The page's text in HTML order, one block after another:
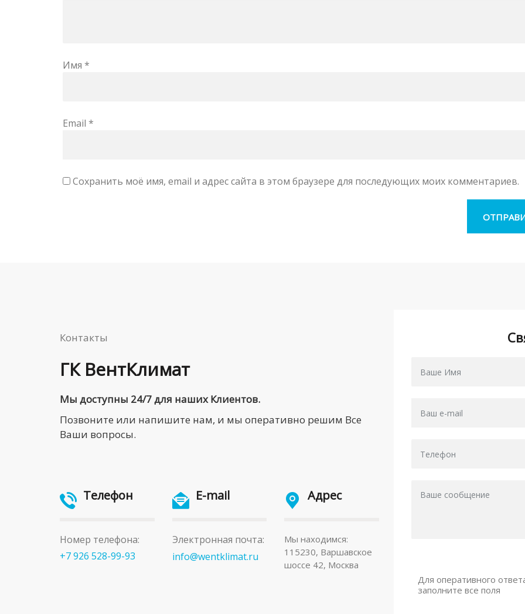
Имя *
Email *
Сохранить моё имя, email и адрес сайта в этом браузере для последующих моих комментариев.
Контакты
ГК ВентКлимат
Мы доступны 24/7 для наших Клиентов.
Позвоните или напишите нам, и мы оперативно решим Все
Ваши вопросы.
Телефон
Номер телефона:
+7 926 528-99-93
E-mail
Электронная почта:
info@wentklimat.ru
Адрес
Мы находимся:
115230, Варшавское
шоссе 42, Москва
Для оперативного
заполните все поля